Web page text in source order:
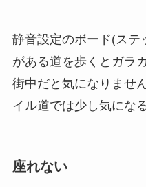
静音設定のボード(ステ
がある道を歩くとガラ
街中だと気になりませ
イル道では少し気にな
座れない